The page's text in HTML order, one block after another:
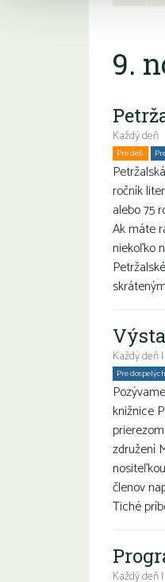
9.
Každý deň
Pre deti
ročník
alebo 75
Ak máte
niekoľko
Každý deň |
Pre dospelých
knižnice
združení
členov
Tiché
Každý deň |